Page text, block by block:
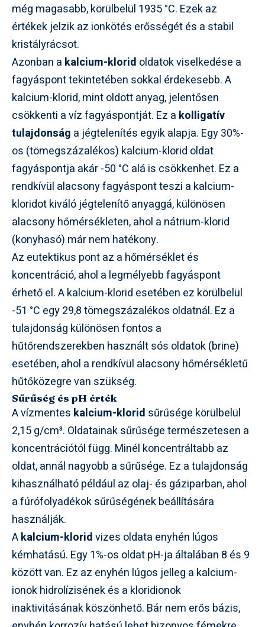
még magasabb, körülbelül 1935 °C. Ezek az
értékek jelzik az ionkötés erősségét és a stabil
kristályrácsot.
Azonban a kalcium-klorid oldatok viselkedése a
fagyáspont tekintetében sokkal érdekesebb. A
kalcium-klorid, mint oldott anyag, jelentősen
csökkenti a víz fagyáspontját. Ez a kolligatív
tulajdonság a jégtelenítés egyik alapja. Egy 30%-
os (tömegszázalékos) kalcium-klorid oldat
fagyáspontja akár -50 °C alá is csökkenhet. Ez a
rendkívül alacsony fagyáspont teszi a kalcium-
kloridot kiváló jégtelenítő anyaggá, különösen
alacsony hőmérsékleten, ahol a nátrium-klorid
(konyhasó) már nem hatékony.
Az eutektikus pont az a hőmérséklet és
koncentráció, ahol a legmélyebb fagyáspont
érhető el. A kalcium-klorid esetében ez körülbelül
-51 °C egy 29,8 tömegszázalékos oldatnál. Ez a
tulajdonság különösen fontos a
hűtőrendszerekben használt sós oldatok (brine)
esetében, ahol a rendkívül alacsony hőmérsékletű
hűtőközegre van szükség.
Sűrűség és pH érték
A vízmentes kalcium-klorid sűrűsége körülbelül
2,15 g/cm³. Oldatainak sűrűsége természetesen a
koncentrációtól függ. Minél koncentráltabb az
oldat, annál nagyobb a sűrűsége. Ez a tulajdonság
kihasználható például az olaj- és gáziparban, ahol
a fúrófolyadékok sűrűségének beállítására
használják.
Akalcium-kloridvizes oldata enyhén lúgos
kémhatású. Egy 1%-os oldat pH-ja általában 8 és 9
között van. Ez az enyhén lúgos jelleg a kalcium-
ionok hidrolízisének és a kloridionok
inaktivitásának köszönhető. Bár nem erős bázis,